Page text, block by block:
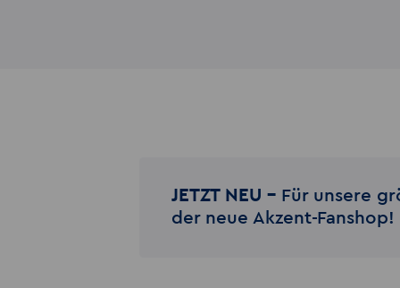
JETZT NEU – Für unsere
der neue Akzent-Fanshop!